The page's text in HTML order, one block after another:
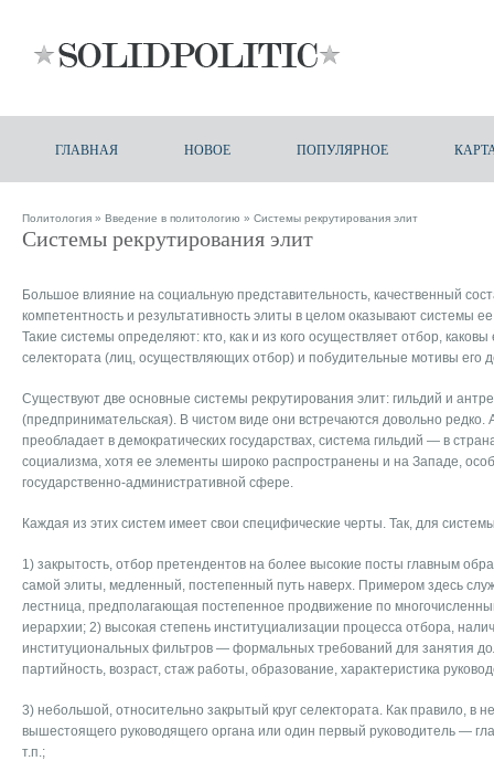
ГЛАВНАЯ НОВОЕ ПОПУЛЯРНОЕ
Политология » Введение в политологию » Системы рекрутирования элит
Системы рекрутирования элит
Большое влияние на социальную представительность, качественный
компетентность и результативность элиты в целом оказывают системы
Такие системы определяют: кто, как и из кого осуществляет отбор, каковы
селектората (лиц, осуществляющих отбор) и побудительные мотивы его
Существуют две основные системы рекрутирования элит: гильдий и
(предпринимательская). В чистом виде они встречаются довольно редко.
преобладает в демократических государствах, система гильдий — в
социализма, хотя ее элементы широко распространены и на Западе,
государственно-административной сфере.
Каждая из этих систем имеет свои специфические черты. Так, для
1) закрытость, отбор претендентов на более высокие посты главным
самой элиты, медленный, постепенный путь наверх. Примером здесь
лестница, предполагающая постепенное продвижение по
иерархии; 2) высокая степень институциализации процесса отбора,
институциональных фильтров — формальных требований для занятия
партийность, возраст, стаж работы, образование, характеристика
3) небольшой, относительно закрытый круг селектората. Как правило, в
вышестоящего руководящего органа или один первый руководитель —
т.п.;